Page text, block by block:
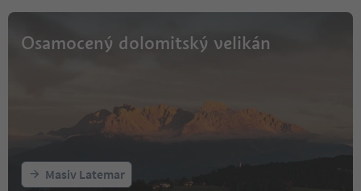
Osamocený dolomitský velikán
Masiv Latemar